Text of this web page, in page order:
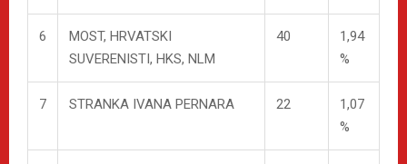
6
MOST, HRVATSKI
SUVERENISTI, HKS, NLM
40
1,94
%
7 STRANKA IVANA PERNARA 22
1,07
%